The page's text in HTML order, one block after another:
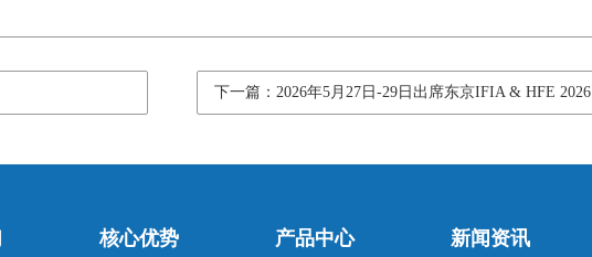
下一篇：2026年5月27日-29日出席东京IFIA & HFE 2026
核心优势 产品中心 新闻资讯